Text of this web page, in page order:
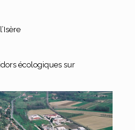
écologiques sur